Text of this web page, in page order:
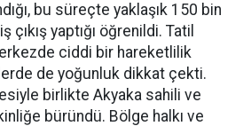
bu süreçte yaklaşık 150 bin
çıkış yaptığı öğrenildi. Tatil
ciddi bir hareketlilik
de yoğunluk dikkat çekti.
birlikte Akyaka sahili ve
büründü. Bölge halkı ve